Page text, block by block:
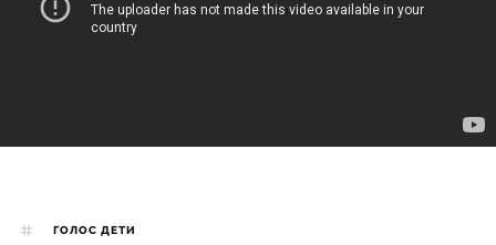
ГОЛОС ДЕТИ